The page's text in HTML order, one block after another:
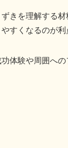
きを理解する
すくなるのが利
体験や周囲へ